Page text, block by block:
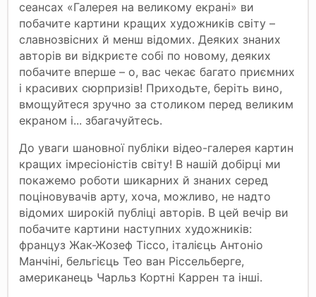
сеансах «Галерея на великому екрані» ви
побачите картини кращих художників світу –
славнозвісних й менш відомих. Деяких знаних
авторів ви відкриєте собі по новому, деяких
побачите вперше – о, вас чекає багато приємних
і красивих сюрпризів! Приходьте, беріть вино,
вмощуйтеся зручно за столиком перед великим
екраном і... збагачуйтесь.
До уваги шановної публіки відео-галерея картин
кращих імресіоністів світу! В нашій добірці ми
покажемо роботи шикарних й знаних серед
поціновувачів арту, хоча, можливо, не надто
відомих широкій публіці авторів. В цей вечір ви
побачите картини наступних художників:
француз Жак-Жозеф Тіссо, італієць Антоніо
Манчіні, бельгієць Тео ван Ріссельберге,
американець Чарльз Кортні Каррен та інші.